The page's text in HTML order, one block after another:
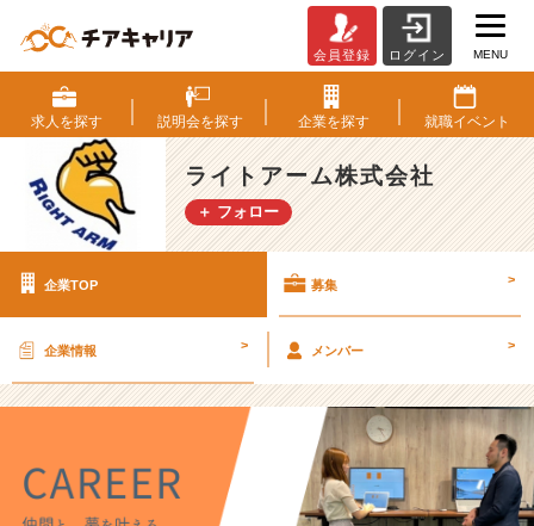
イ
ト
ア
ー
ム
株
の
求
会員登録 ログイン MENU
求人を探す 説明会を探す 企業を探す 就職イベント
ライトアーム株式会社
＋ フォロー
企業TOP 募集 >
企業情報 > メンバー >